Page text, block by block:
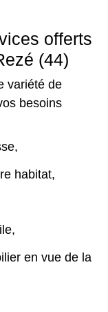
offerts
(44)
variété de
besoins
habitat,
en vue de la